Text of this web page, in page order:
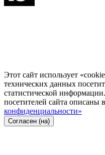
Этот сайт использует
технических данных
статистической
посетителей сайта описаны в
конфиденциальности»
Согласен (на)